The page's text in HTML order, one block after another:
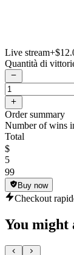
Live stream
Quantità di
Order summary
Number of wins
Total
$
5
99
Buy now
Checkout
You might